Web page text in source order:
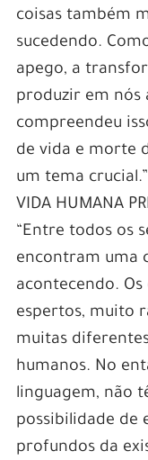
coisas também
sucedendo.
apego, a
produzir em nós
compreendeu
de vida e morte
um tema crucial.”
VIDA HUMANA
“Entre todos os
encontram uma
acontecendo.
espertos, muito
muitas
humanos. No
linguagem, não
possibilidade de
profundos da